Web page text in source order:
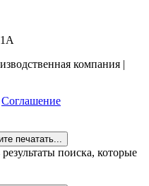
компания |
Соглашение
печатать...
поиска, которые